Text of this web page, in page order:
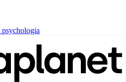
psychologia